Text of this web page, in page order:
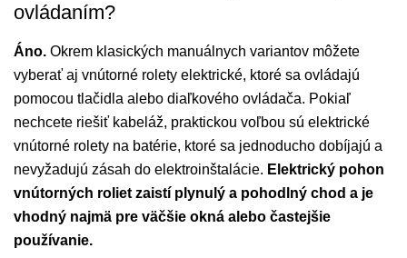
ovládaním?
Áno. Okrem klasických manuálnych variantov môžete
vyberať aj vnútorné rolety elektrické, ktoré sa ovládajú
pomocou tlačidla alebo diaľkového ovládača. Pokiaľ
nechcete riešiť kabeláž, praktickou voľbou sú elektrické
vnútorné rolety na batérie, ktoré sa jednoducho dobíjajú a
nevyžadujú zásah do elektroinštalácie. Elektrický pohon
vnútorných roliet zaistí plynulý a pohodlný chod a je
vhodný najmä pre väčšie okná alebo častejšie
používanie.